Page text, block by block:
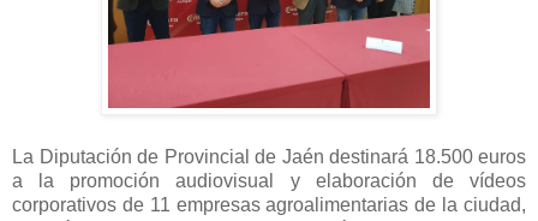
La Diputación de Provincial de Jaén destinará 18.500 euros
a la promoción audiovisual y elaboración de vídeos
corporativos de 11 empresas agroalimentarias de la ciudad,